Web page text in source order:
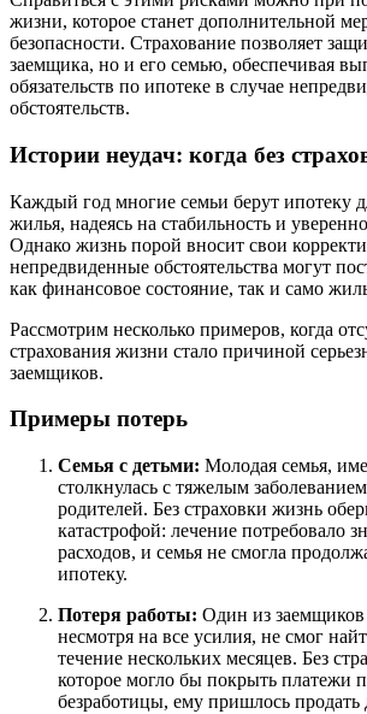
жизни, которое станет дополнительной
безопасности. Страхование позволяет
заемщика, но и его семью, обеспечивая
обязательств по ипотеке в случае
обстоятельств.
Истории неудач: когда без
Каждый год многие семьи берут ипотеку
жилья, надеясь на стабильность и
Однако жизнь порой вносит свои
непредвиденные обстоятельства могут
как финансовое состояние, так и само
Рассмотрим несколько примеров, когда
страхования жизни стало причиной
заемщиков.
Примеры потерь
Семья с детьми: Молодая семья,
столкнулась с тяжелым
родителей. Без страховки жизнь
катастрофой: лечение потребовало
расходов, и семья не смогла
ипотеку.
Потеря работы: Один из заемщиков
несмотря на все усилия, не смог
течение нескольких месяцев. Без
которое могло бы покрыть платежи
безработицы, ему пришлось продать